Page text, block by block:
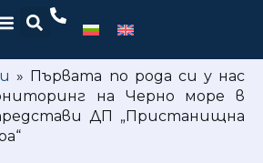
» Първата по рода си у нас
на Черно море в
ДП „Пристанищна